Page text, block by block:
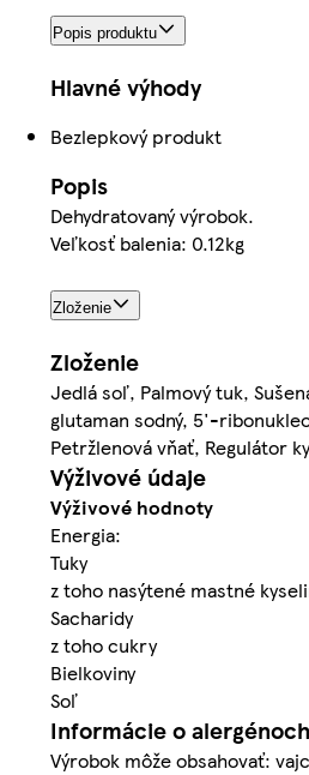
Popis produktu
Hlavné výhody
Bezlepkový produkt
Popis
Dehydratovaný výrobok.
Veľkosť balenia: 0.12kg
Zloženie
Zloženie
Jedlá soľ, Palmový tuk,
glutaman sodný, 5'-
Petržlenová vňať, Regulátor
Výživové údaje
Výživové hodnoty
Energia:
Tuky
z toho nasýtené mastné
Sacharidy
z toho cukry
Bielkoviny
Soľ
Informácie o alergénoch
Výrobok môže obsahovať: